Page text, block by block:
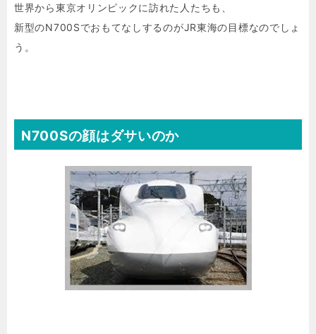
世界から東京オリンピックに訪れた人たちも、
新型のN700SでおもてなしするのがJR東海の目標なのでしょ
う。
N700Sの顔はダサいのか